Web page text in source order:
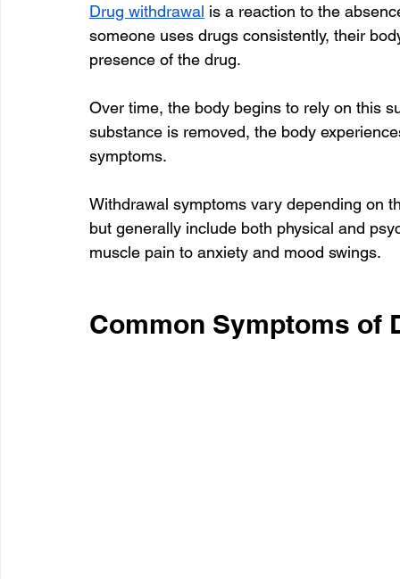
Drug withdrawal is a reaction to the
someone uses drugs consistently, their
presence of the drug.
Over time, the body begins to rely on this
substance is removed, the body
symptoms.
Withdrawal symptoms vary depending on
but generally include both physical and
muscle pain to anxiety and mood swings.
Common Symptoms of